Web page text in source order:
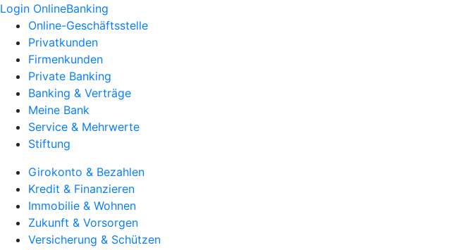
Login OnlineBanking
Online-Geschäftsstelle
Privatkunden
Firmenkunden
Private Banking
Banking & Verträge
Meine Bank
Service & Mehrwerte
Stiftung
Girokonto & Bezahlen
Kredit & Finanzieren
Immobilie & Wohnen
Zukunft & Vorsorgen
Versicherung & Schützen